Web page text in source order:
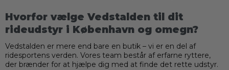
Hvorfor vælge Vedstalden til dit
rideudstyr i København og omegn?
Vedstalden er mere end bare en butik – vi er en del af
ridesportens verden. Vores team består af erfarne ryttere,
der brænder for at hjælpe dig med at finde det rette udstyr.